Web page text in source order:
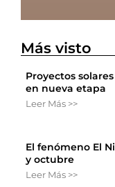
Más visto
Proyectos
en nueva etapa
Leer Más >>
El fenómeno El
y octubre
Leer Más >>